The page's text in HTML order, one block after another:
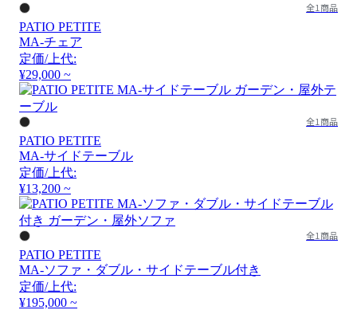
全1商品
PATIO PETITE
MA-チェア
定価/上代:
¥29,000 ~
全1商品
PATIO PETITE
MA-サイドテーブル
定価/上代:
¥13,200 ~
全1商品
PATIO PETITE
MA-ソファ・ダブル・サイドテーブル付き
定価/上代:
¥195,000 ~